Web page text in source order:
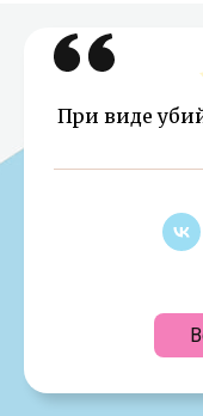
При виде